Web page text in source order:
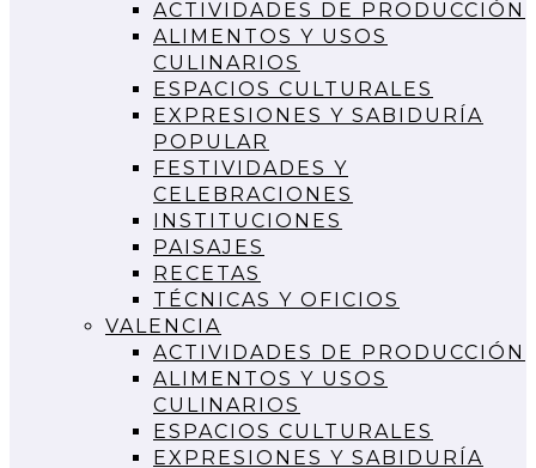
ACTIVIDADES DE PRODUCCIÓN
ALIMENTOS Y USOS
CULINARIOS
ESPACIOS CULTURALES
EXPRESIONES Y SABIDURÍA
POPULAR
FESTIVIDADES Y
CELEBRACIONES
INSTITUCIONES
PAISAJES
RECETAS
TÉCNICAS Y OFICIOS
VALENCIA
ACTIVIDADES DE PRODUCCIÓN
ALIMENTOS Y USOS
CULINARIOS
ESPACIOS CULTURALES
EXPRESIONES Y SABIDURÍA